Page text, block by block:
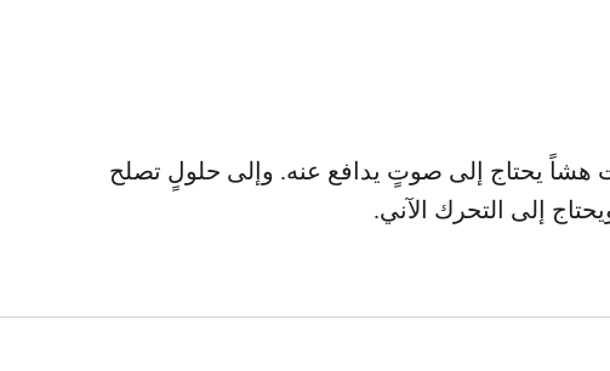
هشاً يحتاج إلى صوتٍ يدافع عنه. وإلى حلولٍ تصلح
إلى التحرك الآني.